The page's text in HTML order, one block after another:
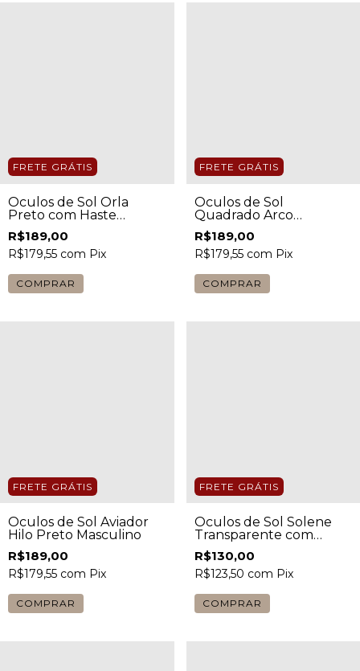
FRETE GRÁTIS
Óculos de Sol Orla
Preto com Haste
Madeira Clara Masculino
R$189,00
R$179,55 com Pix
COMPRAR
FRETE GRÁTIS
Óculos de Sol
Quadrado Arco
Tartaruga Masculino
R$189,00
R$179,55 com Pix
COMPRAR
FRETE GRÁTIS
Óculos de Sol Aviador
Hilo Preto Masculino
R$189,00
R$179,55 com Pix
COMPRAR
FRETE GRÁTIS
Óculos de Sol Solene
Transparente com
Lente Marrom Unissex
R$130,00
R$123,50 com Pix
COMPRAR